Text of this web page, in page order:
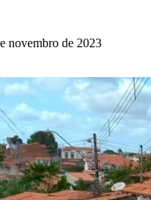
novembro de 2023